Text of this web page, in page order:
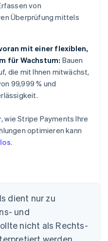
von
Überprüfung mittels
mit einer flexiblen,
für Wachstum: Bauen
die mit Ihnen mitwächst,
99,999 % und
, wie Stripe Payments Ihre
optimieren kann
.
dient nur zu
und
nicht als Rechts-
werden.